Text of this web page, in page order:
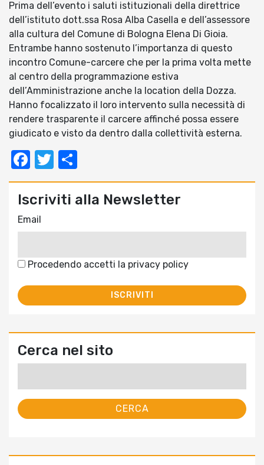
Prima dell’evento i saluti istituzionali della direttrice
dell’istituto dott.ssa Rosa Alba Casella e dell’assessore
alla cultura del Comune di Bologna Elena Di Gioia.
Entrambe hanno sostenuto l’importanza di questo
incontro Comune-carcere che per la prima volta mette
al centro della programmazione estiva
dell’Amministrazione anche la location della Dozza.
Hanno focalizzato il loro intervento sulla necessità di
rendere trasparente il carcere affinché possa essere
giudicato e visto da dentro dalla collettività esterna.
Facebook
Twitter
Iscriviti alla Newsletter
Email
Procedendo accetti la privacy policy
Cerca nel sito